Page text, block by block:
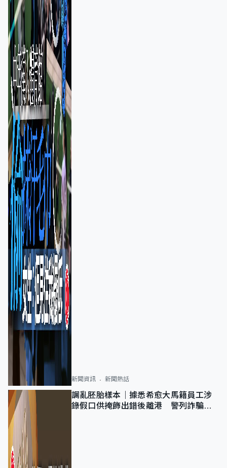
新聞資訊 新聞熱話
調亂胚胎樣本｜據悉希愈大馬籍員工涉
錄假口供掩飾出錯後離港 警列詐騙